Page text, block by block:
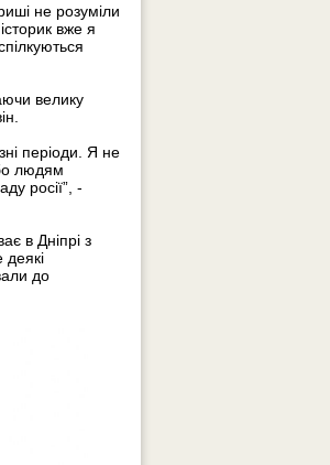
не розуміли
вже я
велику
періоди. Я не
людям
росії”, -
в Дніпрі з
деякі
до